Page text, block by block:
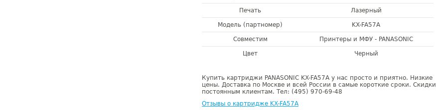
Печать Лазерный
Модель (партномер) KX-FA57A
Совместим Принтеры и МФУ - PANASONIC
Цвет Черный
Купить картриджи PANASONIC KX-FA57A у нас просто и приятно. Низкие
цены. Доставка по Москве и всей России в самые короткие сроки. Скидки
постоянным клиентам. Тел: (495) 970-69-48
Отзывы о картридже KX-FA57A